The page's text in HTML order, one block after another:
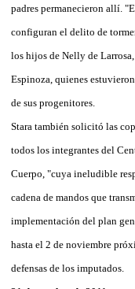
padres permanecieron allí.
configuran el delito de
los hijos de Nelly de
Espinoza, quienes
de sus progenitores.
Stara también solicitó las
todos los integrantes del
Cuerpo, "cuya ineludible
cadena de mandos que
implementación del plan
hasta el 2 de noviembre
defensas de los imputados.